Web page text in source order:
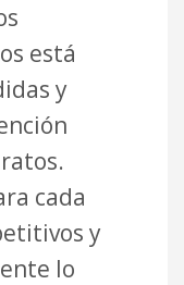
está
y
cada
y
lo